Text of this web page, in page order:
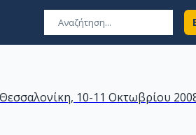
10-11 Οκτωβρίου